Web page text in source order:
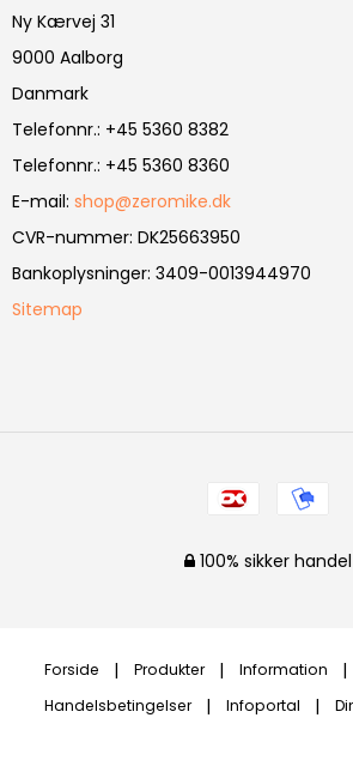
Ny Kærvej 31
9000 Aalborg
Danmark
Telefonnr.: +45 5360 8382
Telefonnr.: +45 5360 8360
E-mail: shop@zeromike.dk
CVR-nummer: DK25663950
Bankoplysninger: 3409-0013944970
Sitemap
100% sikker handel
Forside Produkter
Information
Handelsbetingelser
Infoportal